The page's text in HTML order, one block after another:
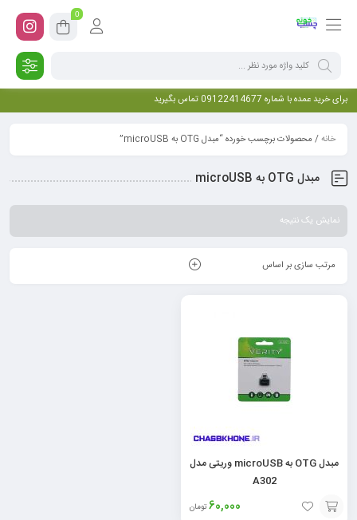
0
برای خرید عمده با شماره 09122414677 تماس بگیرید
خانه/ محصولات برچسب خورده “مبدل OTG به microUSB”
مبدل OTG به microUSB
نمایش یک نتیجه
مرتب سازی بر اساس
مبدل OTG به microUSB وریتی مدل
A302
60,000 تومان